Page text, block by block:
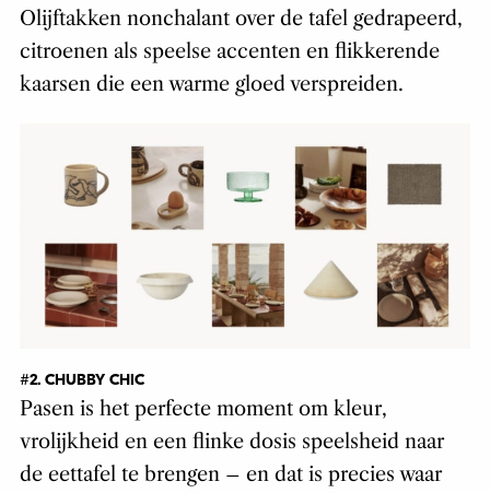
Olijftakken nonchalant over de tafel gedrapeerd,
citroenen als speelse accenten en flikkerende
kaarsen die een warme gloed verspreiden.
#2. CHUBBY CHIC
Pasen is het perfecte moment om kleur,
vrolijkheid en een flinke dosis speelsheid naar
de eettafel te brengen – en dat is precies waar